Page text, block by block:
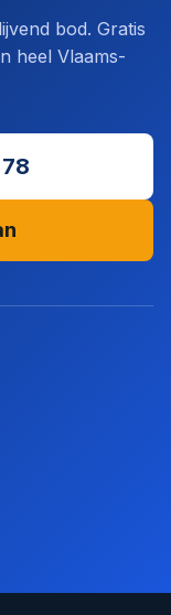
bod. Gratis
heel Vlaams-